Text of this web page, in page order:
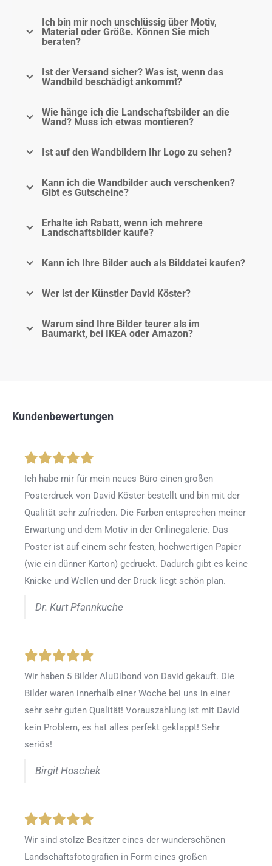
Ich bin mir noch unschlüssig über Motiv,
Material oder Größe. Können Sie mich
beraten?
Ist der Versand sicher? Was ist, wenn das
Wandbild beschädigt ankommt?
Wie hänge ich die Landschaftsbilder an die
Wand? Muss ich etwas montieren?
Ist auf den Wandbildern Ihr Logo zu sehen?
Kann ich die Wandbilder auch verschenken?
Gibt es Gutscheine?
Erhalte ich Rabatt, wenn ich mehrere
Landschaftsbilder kaufe?
Kann ich Ihre Bilder auch als Bilddatei kaufen?
Wer ist der Künstler David Köster?
Warum sind Ihre Bilder teurer als im
Baumarkt, bei IKEA oder Amazon?
Kundenbewertungen
Ich habe mir für mein neues Büro einen großen
Posterdruck von David Köster bestellt und bin mit der
Qualität sehr zufrieden. Die Farben entsprechen meiner
Erwartung und dem Motiv in der Onlinegalerie. Das
Poster ist auf einem sehr festen, hochwertigen Papier
(wie ein dünner Karton) gedruckt. Dadurch gibt es keine
Knicke und Wellen und der Druck liegt schön plan.
Dr. Kurt Pfannkuche
Wir haben 5 Bilder AluDibond von David gekauft. Die
Bilder waren innerhalb einer Woche bei uns in einer
sehr sehr guten Qualität! Vorauszahlung ist mit David
kein Problem, es hat alles perfekt geklappt! Sehr
seriös!
Birgit Hoschek
Wir sind stolze Besitzer eines der wunderschönen
Landschaftsfotografien in Form eines großen